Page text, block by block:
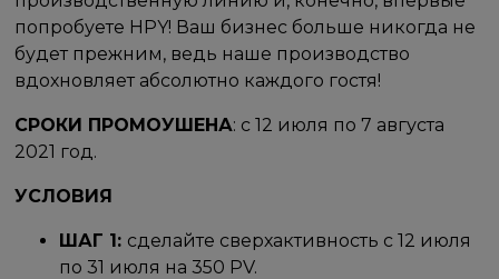
попробуете HPY! Ваш бизнес больше никогда не
будет прежним, ведь наше производство
вдохновляет абсолютно каждого гостя!
СРОКИ ПРОМОУШЕНА:​ с 12 июля по 7 августа
2021 год.
УСЛОВИЯ
ШАГ 1: сделайте сверхактивность с 12 июля
по 31 июля на 350 PV.